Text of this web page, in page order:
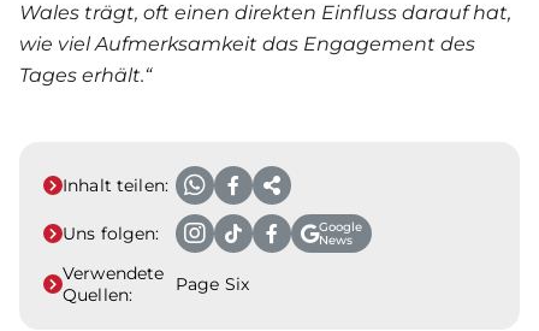
Wales trägt, oft einen direkten Einfluss darauf hat,
wie viel Aufmerksamkeit das Engagement des
Tages erhält.“
Inhalt teilen:
Uns folgen:
Google
News
Verwendete
Quellen:
Page Six